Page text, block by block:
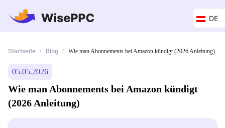
DE
Startseite / Blog / Wie man Abonnements bei Amazon kündigt (2026 Anleitung)
05.05.2026
Wie man Abonnements bei Amazon kündigt
(2026 Anleitung)